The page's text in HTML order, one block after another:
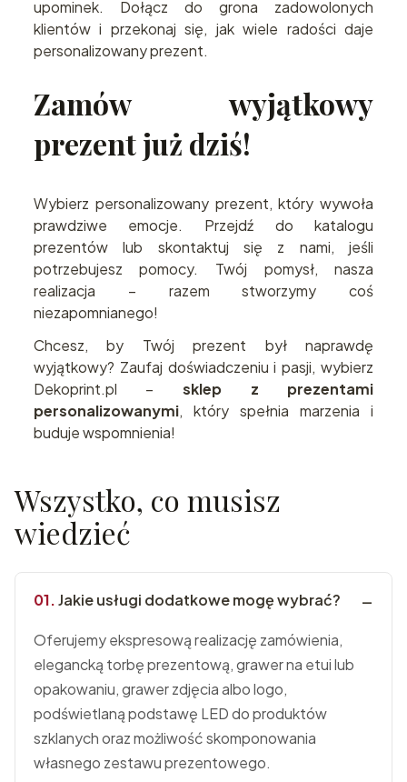
upominek. Dołącz do grona zadowolonych
klientów i przekonaj się, jak wiele radości daje
personalizowany prezent.
Zamów wyjątkowy
prezent już dziś!
Wybierz personalizowany prezent, który wywoła
prawdziwe emocje. Przejdź do katalogu
prezentów lub skontaktuj się z nami, jeśli
potrzebujesz pomocy. Twój pomysł, nasza
realizacja – razem stworzymy coś
niezapomnianego!
Chcesz, by Twój prezent był naprawdę
wyjątkowy? Zaufaj doświadczeniu i pasji, wybierz
Dekoprint.pl – sklep z prezentami
personalizowanymi, który spełnia marzenia i
buduje wspomnienia!
Wszystko, co musisz
wiedzieć
Jakie usługi dodatkowe mogę wybrać?
Oferujemy ekspresową realizację zamówienia,
elegancką torbę prezentową, grawer na etui lub
opakowaniu, grawer zdjęcia albo logo,
podświetlaną podstawę LED do produktów
szklanych oraz możliwość skomponowania
własnego zestawu prezentowego.